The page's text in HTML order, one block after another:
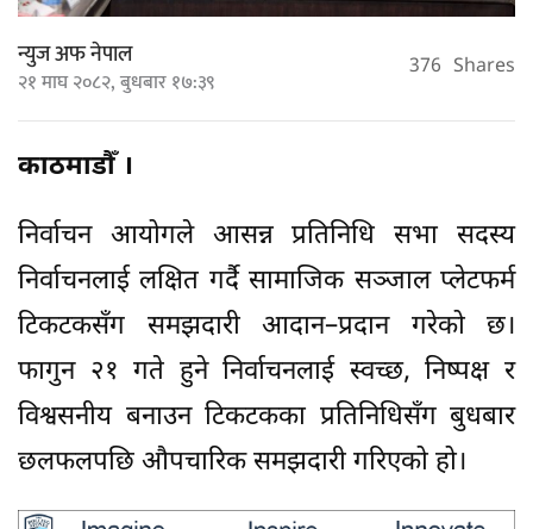
न्युज अफ नेपाल
२१ माघ २०८२, बुधबार १७:३९ 376 Shares
काठमाडौँ ।
निर्वाचन आयोगले आसन्न प्रतिनिधि सभा सदस्य
निर्वाचनलाई लक्षित गर्दै सामाजिक सञ्जाल प्लेटफर्म
टिकटकसँग समझदारी आदान–प्रदान गरेको छ।
फागुन २१ गते हुने निर्वाचनलाई स्वच्छ, निष्पक्ष र
विश्वसनीय बनाउन टिकटकका प्रतिनिधिसँग बुधबार
छलफलपछि औपचारिक समझदारी गरिएको हो।